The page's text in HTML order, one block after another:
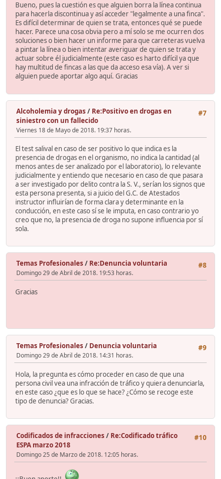
Bueno, pues la cuestión es que alguien borra la línea continua
para hacerla discontinua y así acceder "legalmente a una finca".
Es difícil determinar de quien se trata, entonces qué se puede
hacer. Parece una cosa obvia pero a mí solo se me ocurren dos
soluciones o bien hacer un informe para que carreteras vuelva
a pintar la línea o bien intentar averiguar de quien se trata y
actuar sobre él judicialmente (este caso es harto difícil ya que
hay multitud de fincas a las que da acceso esa vía). A ver si
alguien puede aportar algo aquí. Gracias
#7
Alcoholemia y drogas / Re:Positivo en drogas en
siniestro con un fallecido
Viernes 18 de Mayo de 2018. 19:37 horas.
El test salival en caso de ser positivo lo que indica es la
presencia de drogas en el organismo, no indica la cantidad (al
menos antes de ser analizado por el laboratorio), lo relevante
judicialmente y entiendo que necesario en caso de que pasara
a ser investigado por delito contra la S. V., serían los signos que
esta persona presenta, si a juicio del G.C. de Atestados
instructor influirían de forma clara y determinante en la
conducción, en este caso sí se le imputa, en caso contrario yo
creo que no, la presencia de droga no supone influencia por sí
sola.
#8
Temas Profesionales / Re:Denuncia voluntaria
Domingo 29 de Abril de 2018. 19:53 horas.
Gracias
#9
Temas Profesionales / Denuncia voluntaria
Domingo 29 de Abril de 2018. 14:31 horas.
Hola, la pregunta es cómo proceder en caso de que una
persona civil vea una infracción de tráfico y quiera denunciarla,
en este caso ¿que es lo que se hace? ¿Cómo se recoge este
tipo de denuncia? Gracias.
#10
Codificados de infracciones / Re:Codificado tráfico
ESPA marzo 2018
Domingo 25 de Marzo de 2018. 12:05 horas.